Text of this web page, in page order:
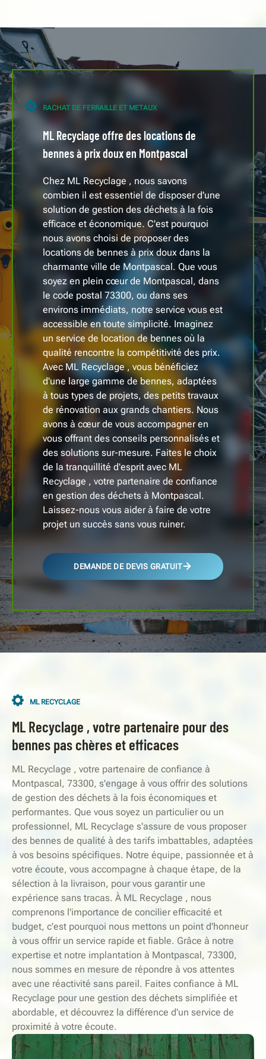
RACHAT DE FERRAILLE ET METAUX
ML Recyclage offre des locations de
bennes à prix doux en Montpascal
Chez ML Recyclage , nous savons
combien il est essentiel de disposer d'une
solution de gestion des déchets à la fois
efficace et économique. C'est pourquoi
nous avons choisi de proposer des
locations de bennes à prix doux dans la
charmante ville de Montpascal. Que vous
soyez en plein cœur de Montpascal, dans
le code postal 73300, ou dans ses
environs immédiats, notre service vous est
accessible en toute simplicité. Imaginez
un service de location de bennes où la
qualité rencontre la compétitivité des prix.
Avec ML Recyclage , vous bénéficiez
d'une large gamme de bennes, adaptées
à tous types de projets, des petits travaux
de rénovation aux grands chantiers. Nous
avons à cœur de vous accompagner en
vous offrant des conseils personnalisés et
des solutions sur-mesure. Faites le choix
de la tranquillité d'esprit avec ML
Recyclage , votre partenaire de confiance
en gestion des déchets à Montpascal.
Laissez-nous vous aider à faire de votre
projet un succès sans vous ruiner.
DEMANDE DE DEVIS GRATUIT
ML RECYCLAGE
ML Recyclage , votre partenaire pour des
bennes pas chères et efficaces
ML Recyclage , votre partenaire de confiance à
Montpascal, 73300, s'engage à vous offrir des solutions
de gestion des déchets à la fois économiques et
performantes. Que vous soyez un particulier ou un
professionnel, ML Recyclage s'assure de vous proposer
des bennes de qualité à des tarifs imbattables, adaptées
à vos besoins spécifiques. Notre équipe, passionnée et à
votre écoute, vous accompagne à chaque étape, de la
sélection à la livraison, pour vous garantir une
expérience sans tracas. À ML Recyclage , nous
comprenons l'importance de concilier efficacité et
budget, c'est pourquoi nous mettons un point d'honneur
à vous offrir un service rapide et fiable. Grâce à notre
expertise et notre implantation à Montpascal, 73300,
nous sommes en mesure de répondre à vos attentes
avec une réactivité sans pareil. Faites confiance à ML
Recyclage pour une gestion des déchets simplifiée et
abordable, et découvrez la différence d'un service de
proximité à votre écoute.